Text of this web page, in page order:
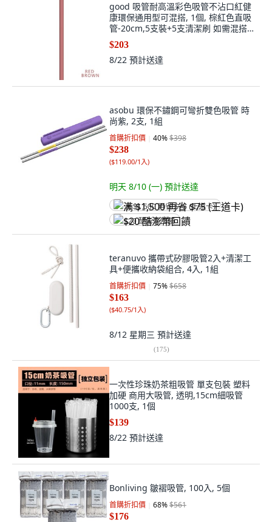
good 吸管耐高溫彩色吸管不沾口紅健
康環保通用型可混搭, 1個, 棕紅色直吸
管-20cm,5支裝+5支清潔刷 如需混搭
請
$203
8/22 預計送達
asobu 環保不鏽鋼可彎折雙色吸管 時
尚紫, 2支, 1組
首購折扣價 40%$398
$238
($119.00/1入)
明天 8/10 (一) 預計送達
满 $1,500 再省 $75 (王道卡)
$20 酷澎幣回饋
teranuvo 攜帶式矽膠吸管2入+清潔工
具+便攜收納袋組合, 4入, 1組
首購折扣價 75%$658
$163
($40.75/1入)
8/12 星期三 預計送達
(175)
一次性珍珠奶茶粗吸管 單支包裝 塑料
加硬 商用大吸管, 透明,15cm細吸管
1000支, 1個
$139
8/22 預計送達
Bonliving 皺褶吸管, 100入, 5個
首購折扣價 68%$561
$176